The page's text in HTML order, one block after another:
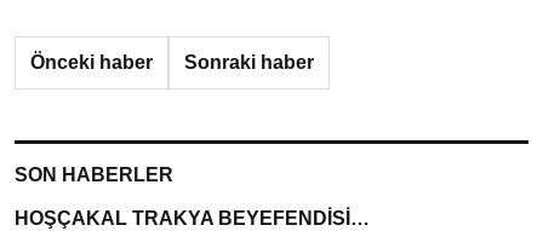
Önceki haber Sonraki haber
SON HABERLER
HOŞÇAKAL TRAKYA BEYEFENDİSİ…